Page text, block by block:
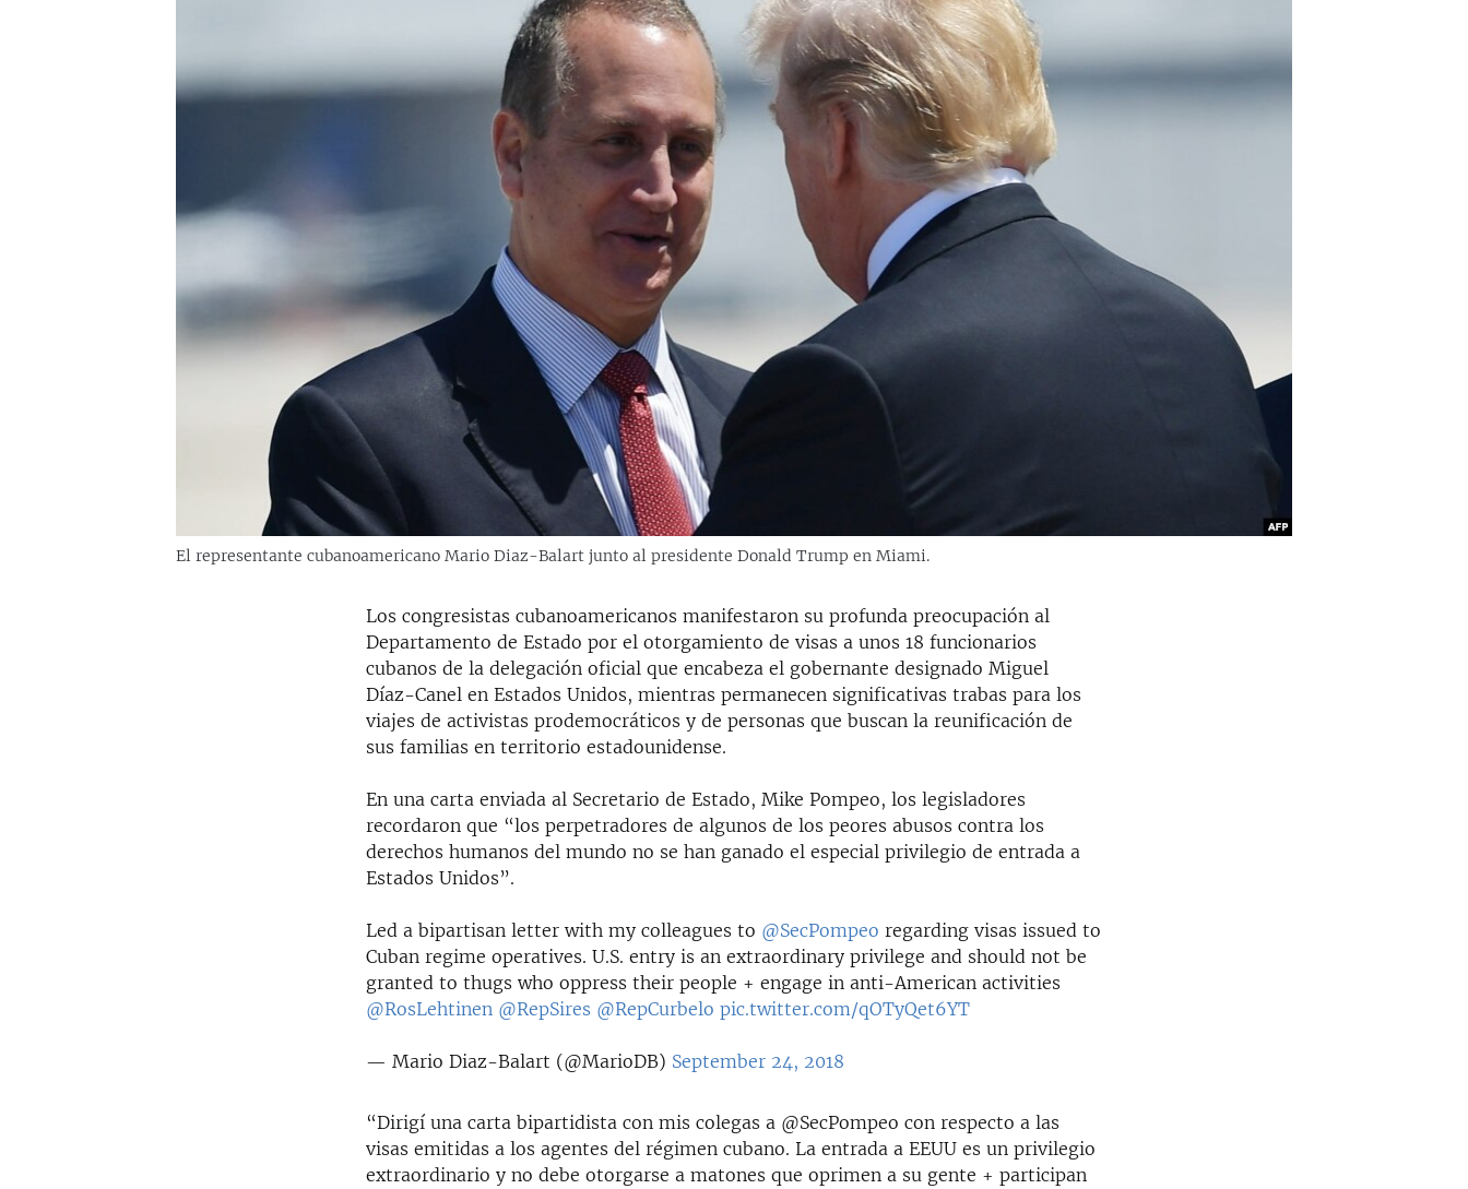
DESINFORMACIÓN RUSA EN
El representante cubanoamericano Mario Diaz-Balart junto al presidente Donald Trump en Miami.
Los congresistas cubanoamericanos manifestaron su profunda preocupación al
Departamento de Estado por el otorgamiento de visas a unos 18 funcionarios
cubanos de la delegación oficial que encabeza el gobernante designado Miguel
Díaz-Canel en Estados Unidos, mientras permanecen significativas trabas para los
viajes de activistas prodemocráticos y de personas que buscan la reunificación de
sus familias en territorio estadounidense.
En una carta enviada al Secretario de Estado, Mike Pompeo, los legisladores
recordaron que “los perpetradores de algunos de los peores abusos contra los
derechos humanos del mundo no se han ganado el especial privilegio de entrada a
Estados Unidos”.
Led a bipartisan letter with my colleagues to @SecPompeo regarding visas issued to
Cuban regime operatives. U.S. entry is an extraordinary privilege and should not be
granted to thugs who oppress their people + engage in anti-American activities
@RosLehtinen @RepSires @RepCurbelo pic.twitter.com/qOTyQet6YT
— Mario Diaz-Balart (@MarioDB) September 24, 2018
“Dirigí una carta bipartidista con mis colegas a @SecPompeo con respecto a las
visas emitidas a los agentes del régimen cubano. La entrada a EEUU es un privilegio
extraordinario y no debe otorgarse a matones que oprimen a su gente + participan